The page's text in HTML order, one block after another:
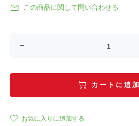
この商品に関して問い合わせる
カートに追加
お気に入りに追加する